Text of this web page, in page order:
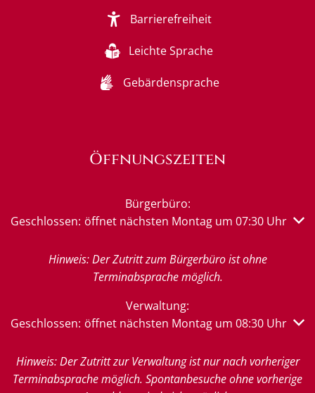
Barrierefreiheit
Leichte Sprache
Gebärdensprache
Öffnungszeiten
Bürgerbüro:
Klicken, um weitere Öffnungs- oder Schließzeiten
Geschlossen: öffnet nächsten Montag um 07:30 Uhr
Hinweis: Der Zutritt zum Bürgerbüro ist ohne
Terminabsprache möglich.
Verwaltung:
Klicken, um weitere Öffnungs- oder Schließzeiten
Geschlossen: öffnet nächsten Montag um 08:30 Uhr
Hinweis: Der Zutritt zur Verwaltung ist nur nach vorheriger
Terminabsprache möglich. Spontanbesuche ohne vorherige